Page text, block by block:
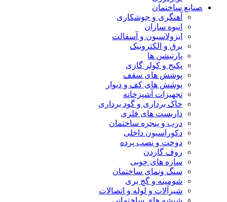
صنایع ساختمان
آهنگری و جوشکاری
انبوه سازان
ایزولاسیون و آسفالت
برق و الکترونیک
پارتیشن ها
پکیج و کولر گازی
پوشش های سقف
پوشش های کف و دیوار
تجهیزات آشپزخانه
خاک برداری و گود برداری
داربست های فلزی
درب و پنجره ساختمان
دکوراسیون داخلی
دوخت و نصب پرده
روف گاردن
سازه های چوبی
سنگ ونمای ساختمان
شومینه و گچ بری
شیرآلات و لوله و اتصالات
شیشه های ساختمانی